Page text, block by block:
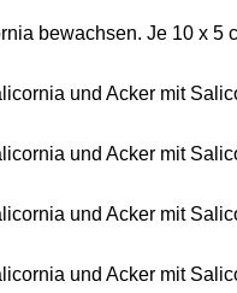
bewachsen. Je 10 x 5
und Acker mit
und Acker mit
und Acker mit
und Acker mit